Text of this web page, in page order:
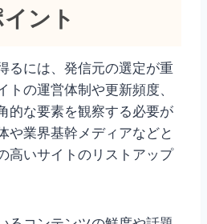
ント
るには、発信元の選定が重
トの運営体制や更新頻度、
的な要素を観察する必要が
や業界基幹メディアなどと
高いサイトのリストアップ